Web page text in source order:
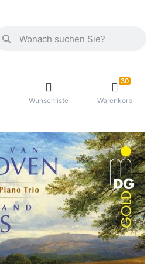
Wunschliste
30
Warenkorb